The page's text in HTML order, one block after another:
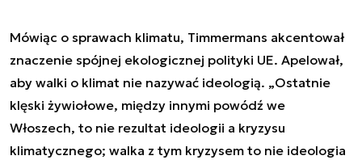
Mówiąc o sprawach klimatu, Timmermans akcentował
znaczenie spójnej ekologicznej polityki UE. Apelował,
aby walki o klimat nie nazywać ideologią. „Ostatnie
klęski żywiołowe, między innymi powódź we
Włoszech, to nie rezultat ideologii a kryzysu
klimatycznego; walka z tym kryzysem to nie ideologia